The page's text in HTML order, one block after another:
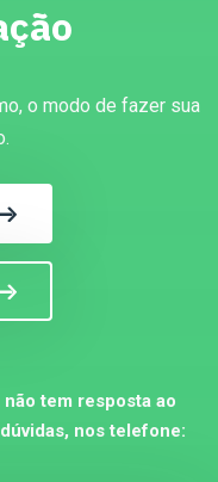
o modo de fazer sua
tem resposta ao
nos telefone: